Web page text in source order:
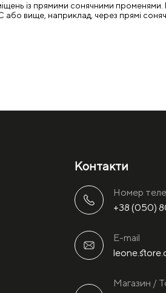
із прямими сонячними
або вище, наприклад, через прямі
Контакти
Номер
+38 (050)
E-mail
Магазин /